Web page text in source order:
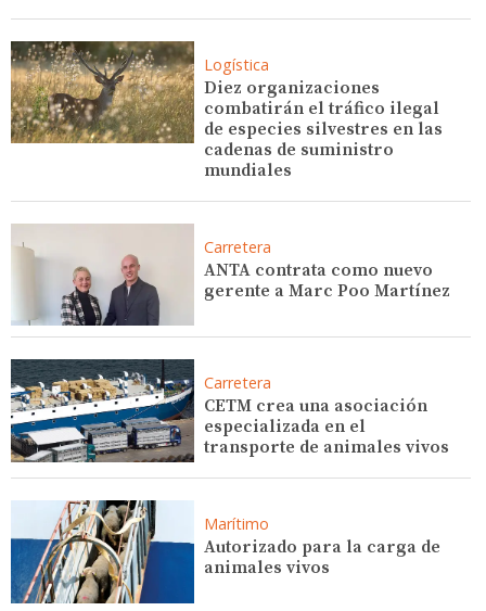
Logística
Diez organizaciones
combatirán el tráfico ilegal
de especies silvestres en las
cadenas de suministro
mundiales
Carretera
ANTA contrata como nuevo
gerente a Marc Poo Martínez
Carretera
CETM crea una asociación
especializada en el
transporte de animales vivos
Marítimo
Autorizado para la carga de
animales vivos